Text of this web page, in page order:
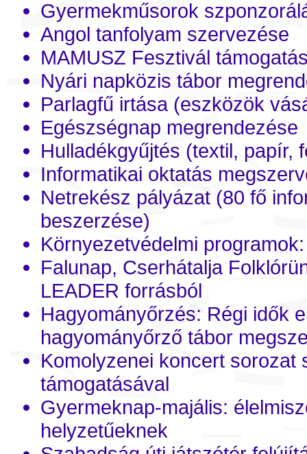
Gyermekműsorok
Angol tanfolyam szervezése
MAMUSZ Fesztivál
Nyári napközis tábor
Parlagfű irtása (eszközök
Egészségnap megrendezése
Hulladékgyűjtés (textil, papír,
Informatikai oktatás
Netrekész pályázat (80 fő
beszerzése)
Környezetvédelmi
Falunap, Cserhátalja
LEADER forrásból
Hagyományőrzés: Régi idők
hagyományőrző tábor
Komolyzenei koncert
támogatásával
Gyermeknap-majális:
helyzetűeknek